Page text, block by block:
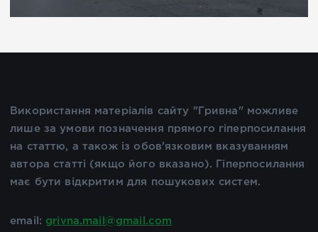
Використання матеріалів сайту "Гривна" можливе
лише за умови позначення прямого гіперпосилання
на статтю, а також із обов'язковим вказуванням
автора статті (якщо його вказано). Гіперпосилання
має бути відкритим для пошукових систем.
email: grivna.mail@gmail.com